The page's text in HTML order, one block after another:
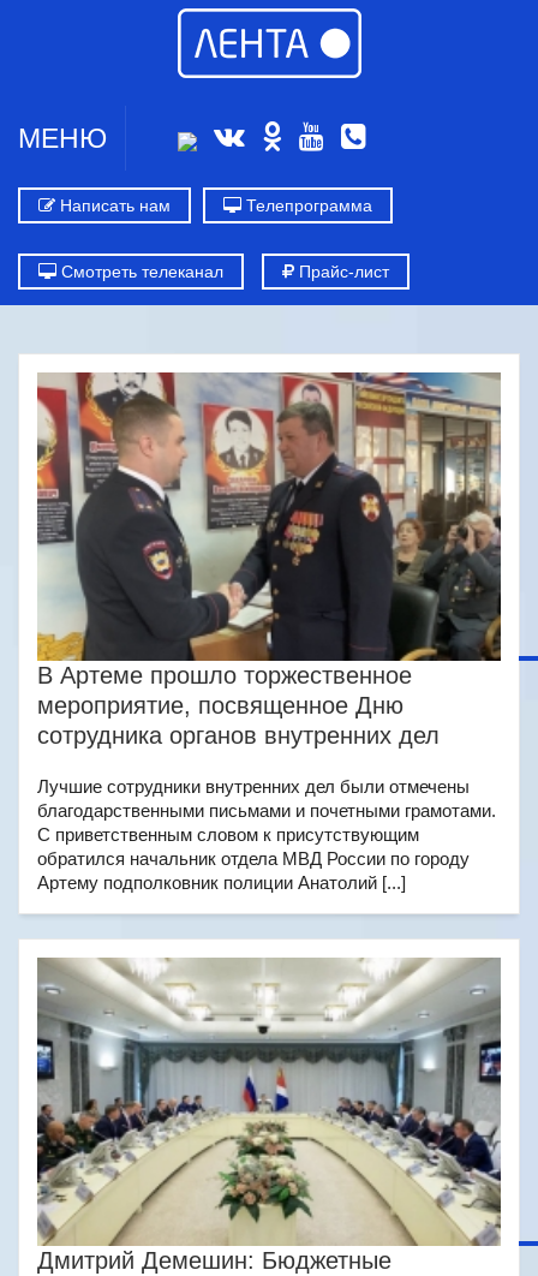
МЕНЮ
Написать нам Телепрограмма
Смотреть телеканал Прайс-лист
В Артеме прошло торжественное
мероприятие, посвященное Дню
сотрудника органов внутренних дел
Лучшие сотрудники внутренних дел были отмечены
благодарственными письмами и почетными грамотами.
С приветственным словом к присутствующим
обратился начальник отдела МВД России по городу
Артему подполковник полиции Анатолий [...]
Дмитрий Демешин: Бюджетные